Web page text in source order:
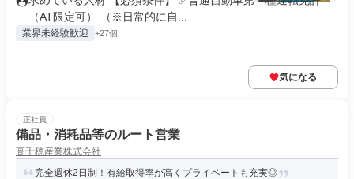
（AT限定可） （※日常的に自...
業界未経験歓迎 +27個
気になる
正社員
備品・消耗品等のルート営業
高千穂産業株式会社
完全週休2日制！有給取得率が高くプライベートも充実◎